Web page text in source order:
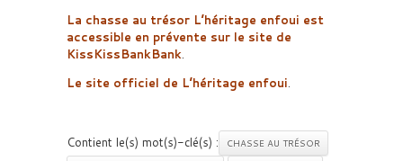
La chasse au trésor L’héritage enfoui est
accessible en prévente sur le site de
KissKissBankBank.
Le site officiel de L’héritage enfoui.
Contient le(s) mot(s)-clé(s) :
CHASSE AU TRÉSOR